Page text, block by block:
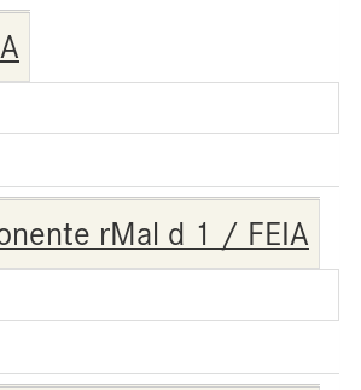
rMal d 1 / FEIA